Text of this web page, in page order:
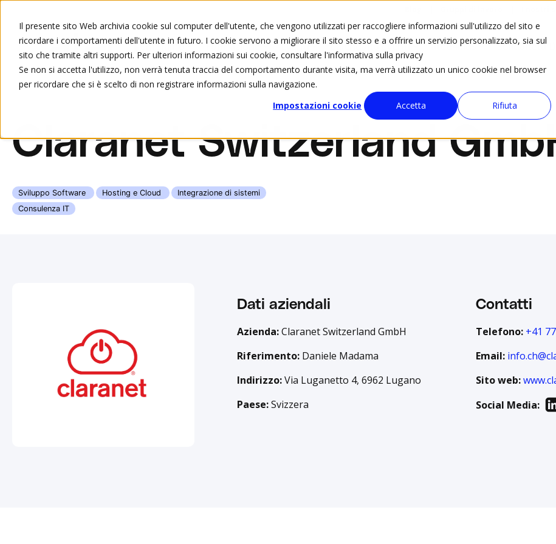
Il presente sito Web archivia cookie sul computer dell'utente, che vengono utilizzati per raccogliere informazioni sull'utilizzo del sito e
ricordare i comportamenti dell'utente in futuro. I cookie servono a migliorare il sito stesso e a offrire un servizio personalizzato, sia sul
sito che tramite altri supporti. Per ulteriori informazioni sui cookie, consultare l'informativa sulla privacy
Se non si accetta l'utilizzo, non verrà tenuta traccia del comportamento durante visita, ma verrà utilizzato un unico cookie nel browser
per ricordare che si è scelto di non registrare informazioni sulla navigazione.
Impostazioni cookie
Accetta Rifiuta
Chi siamo Formazione Eventi Calendario eventi ated4kids Solidarietà
Claranet Switzerland
Sviluppo Software Hosting e Cloud
Integrazione di sistemi
Consulenza IT
Dati aziendali
Azienda:Claranet Switzerland GmbH
Riferimento: Daniele Madama
Indirizzo:Via Luganetto 4, 6962 Lugano
Paese:Svizzera
Contatti
Telefono: +41
Email:
Sito web:
Social Media: